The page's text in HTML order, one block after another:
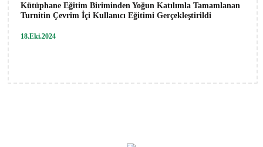
Kütüphane Eğitim Biriminden Yoğun Katılımla Tamamlanan
Turnitin Çevrim İçi Kullanıcı Eğitimi Gerçekleştirildi
18.Eki.2024